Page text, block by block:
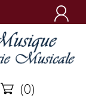

 (0)